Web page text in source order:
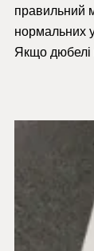
правильний
нормальних
Якщо дюбелі